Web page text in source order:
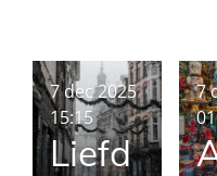
Liefd
7 dec 2025
15:15
7